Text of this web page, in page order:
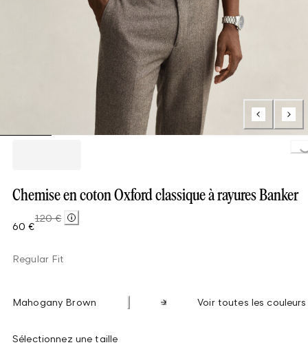
Chemise en coton Oxford classique à rayures Banker
60 €
120 €
Regular Fit
Mahogany Brown Voir toutes les couleurs
Sélectionnez une taille